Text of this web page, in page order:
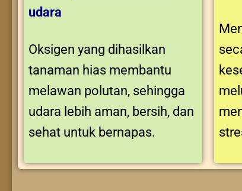
udara
Oksigen yang dihasilkan
tanaman hias membantu
melawan polutan, sehingga
udara lebih aman, bersih, dan
sehat untuk bernapas.